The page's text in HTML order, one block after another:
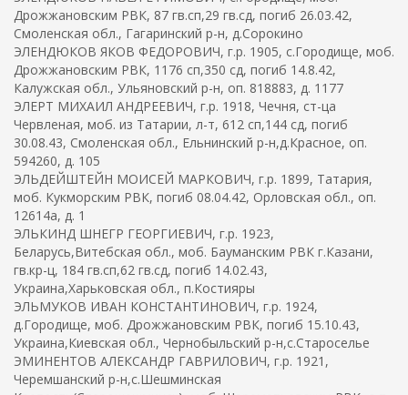
Дрожжановским РВК, 87 гв.сп,29 гв.сд, погиб 26.03.42,
Смоленская обл., Гагаринский р-н, д.Сорокино
ЭЛЕНДЮКОВ ЯКОВ ФЕДОРОВИЧ, г.р. 1905, с.Городище, моб.
Дрожжановским РВК, 1176 сп,350 сд, погиб 14.8.42,
Калужская обл., Ульяновский р-н, оп. 818883, д. 1177
ЭЛЕРТ МИХАИЛ АНДРЕЕВИЧ, г.р. 1918, Чечня, ст-ца
Червленая, моб. из Татарии, л-т, 612 сп,144 сд, погиб
30.08.43, Смоленская обл., Ельнинский р-н,д.Красное, оп.
594260, д. 105
ЭЛЬДЕЙШТЕЙН МОИСЕЙ МАРКОВИЧ, г.р. 1899, Татария,
моб. Кукморским РВК, погиб 08.04.42, Орловская обл., оп.
12614а, д. 1
ЭЛЬКИНД ШНЕГР ГЕОРГИЕВИЧ, г.р. 1923,
Беларусь,Витебская обл., моб. Бауманским РВК г.Казани,
гв.кр-ц, 184 гв.сп,62 гв.сд, погиб 14.02.43,
Украина,Харьковская обл., п.Костияры
ЭЛЬМУКОВ ИВАН КОНСТАНТИНОВИЧ, г.р. 1924,
д.Городище, моб. Дрожжановским РВК, погиб 15.10.43,
Украина,Киевская обл., Чернобыльский р-н,с.Староселье
ЭМИНЕНТОВ АЛЕКСАНДР ГАВРИЛОВИЧ, г.р. 1921,
Черемшанский р-н,с.Шешминская